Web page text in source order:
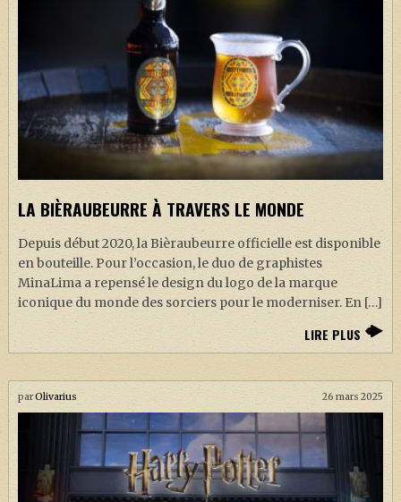
LA BIÈRAUBEURRE À TRAVERS LE MONDE
Depuis début 2020, la Bièraubeurre officielle est disponible
en bouteille. Pour l’occasion, le duo de graphistes
MinaLima a repensé le design du logo de la marque
iconique du monde des sorciers pour le moderniser. En […]
LIRE PLUS
parOlivarius 26 mars 2025